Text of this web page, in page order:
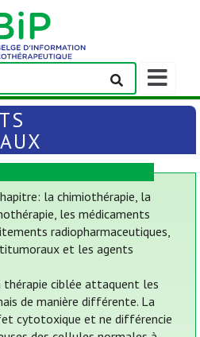
Afficher/
la
barre
la chimiothérapie, la
les médicaments
radiopharmaceutiques,
et les agents
ciblée attaquent les
de manière différente. La
cytotoxique et ne différencie